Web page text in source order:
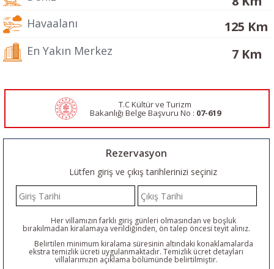
Havaalanı 125 Km
En Yakın Merkez 7 Km
T.C Kültür ve Turizm
Bakanlığı Belge Başvuru No : 07-619
Rezervasyon
Lütfen giriş ve çıkış tarihlerinizi seçiniz
Her villamızın farklı giriş günleri olmasından ve boşluk
bırakılmadan kiralamaya verildiğinden, ön talep öncesi teyit alınız.
Belirtilen minimum kiralama süresinin altındaki konaklamalarda
ekstra temizlik ücreti uygulanmaktadır. Temizlik ücret detayları
villalarımızın açıklama bölümünde belirtilmiştir.